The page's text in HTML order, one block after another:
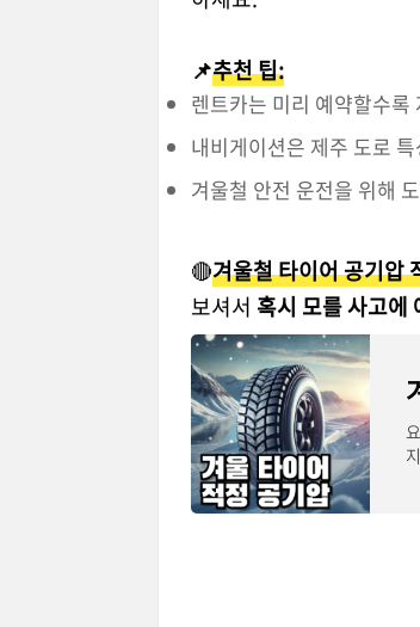
📌추천 팁:
렌트카는 미리 예약할수
내비게이션은 제주 도로
겨울철 안전 운전을 위해
🔴겨울철 타이어 공기압
보셔서 혹시 모를 사고에